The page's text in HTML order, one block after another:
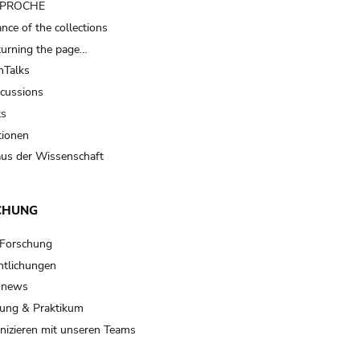
of the collections
the page…
der Wissenschaft
& Praktikum
mit unseren Teams